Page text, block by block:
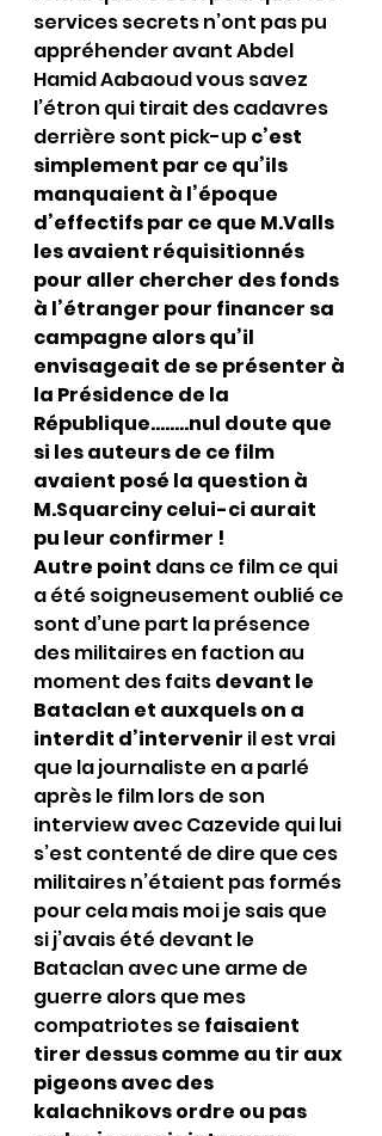
services secrets n’ont pas pu
appréhender avant Abdel
Hamid Aabaoud vous savez
l’étron qui tirait des cadavres
derrière sont pick-up c’est
simplement par ce qu’ils
manquaient à l’époque
d’effectifs par ce que M.Valls
les avaient réquisitionnés
pour aller chercher des fonds
à l’étranger pour financer sa
campagne alors qu’il
envisageait de se présenter à
la Présidence de la
République……..nul doute que
si les auteurs de ce film
avaient posé la question à
M.Squarciny celui-ci aurait
pu leur confirmer !
Autre point dans ce film ce qui
a été soigneusement oublié ce
sont d’une part la présence
des militaires en faction au
moment des faits devant le
Bataclan et auxquels on a
interdit d’intervenir il est vrai
que la journaliste en a parlé
après le film lors de son
interview avec Cazevide qui lui
s’est contenté de dire que ces
militaires n’étaient pas formés
pour cela mais moi je sais que
si j’avais été devant le
Bataclan avec une arme de
guerre alors que mes
compatriotes se faisaient
tirer dessus comme au tir aux
pigeons avec des
kalachnikovs ordre ou pas